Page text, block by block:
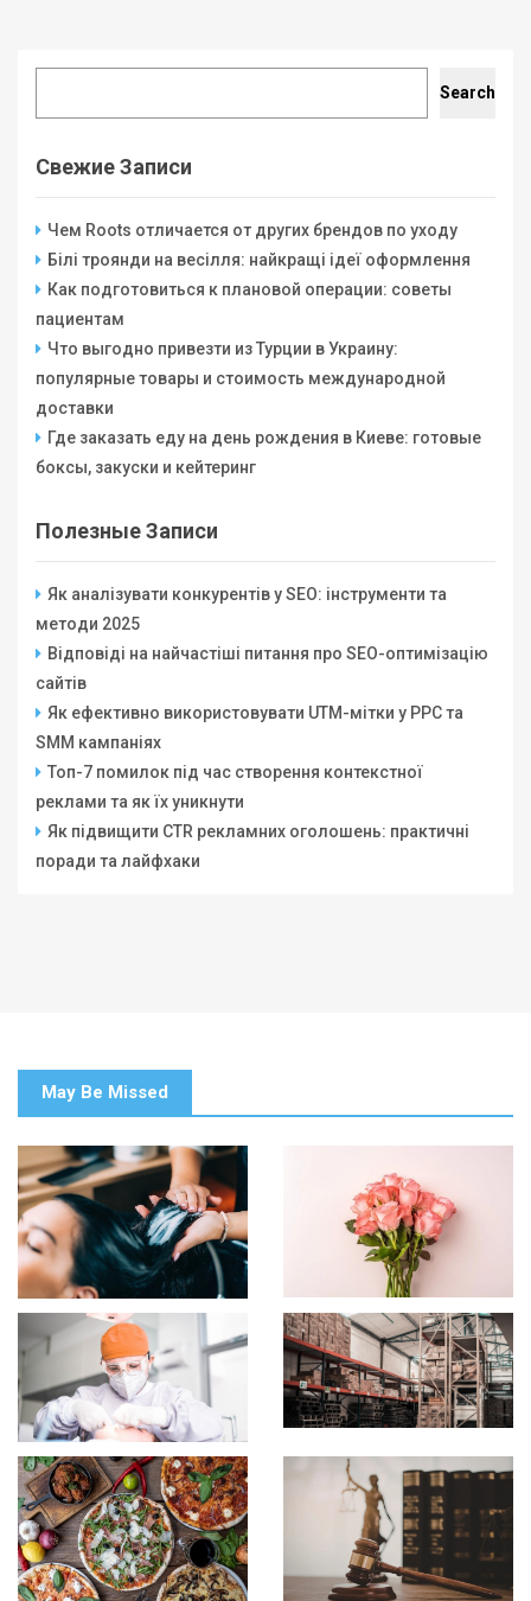
Search
Свежие Записи
Чем Roots отличается от других брендов по уходу
Білі троянди на весілля: найкращі ідеї оформлення
Как подготовиться к плановой операции: советы
пациентам
Что выгодно привезти из Турции в Украину:
популярные товары и стоимость международной
доставки
Где заказать еду на день рождения в Киеве: готовые
боксы, закуски и кейтеринг
Полезные Записи
Як аналізувати конкурентів у SEO: інструменти та
методи 2025
Відповіді на найчастіші питання про SEO-оптимізацію
сайтів
Як ефективно використовувати UTM-мітки у PPC та
SMM кампаніях
Топ-7 помилок під час створення контекстної
реклами та як їх уникнути
Як підвищити CTR рекламних оголошень: практичні
поради та лайфхаки
May Be Missed